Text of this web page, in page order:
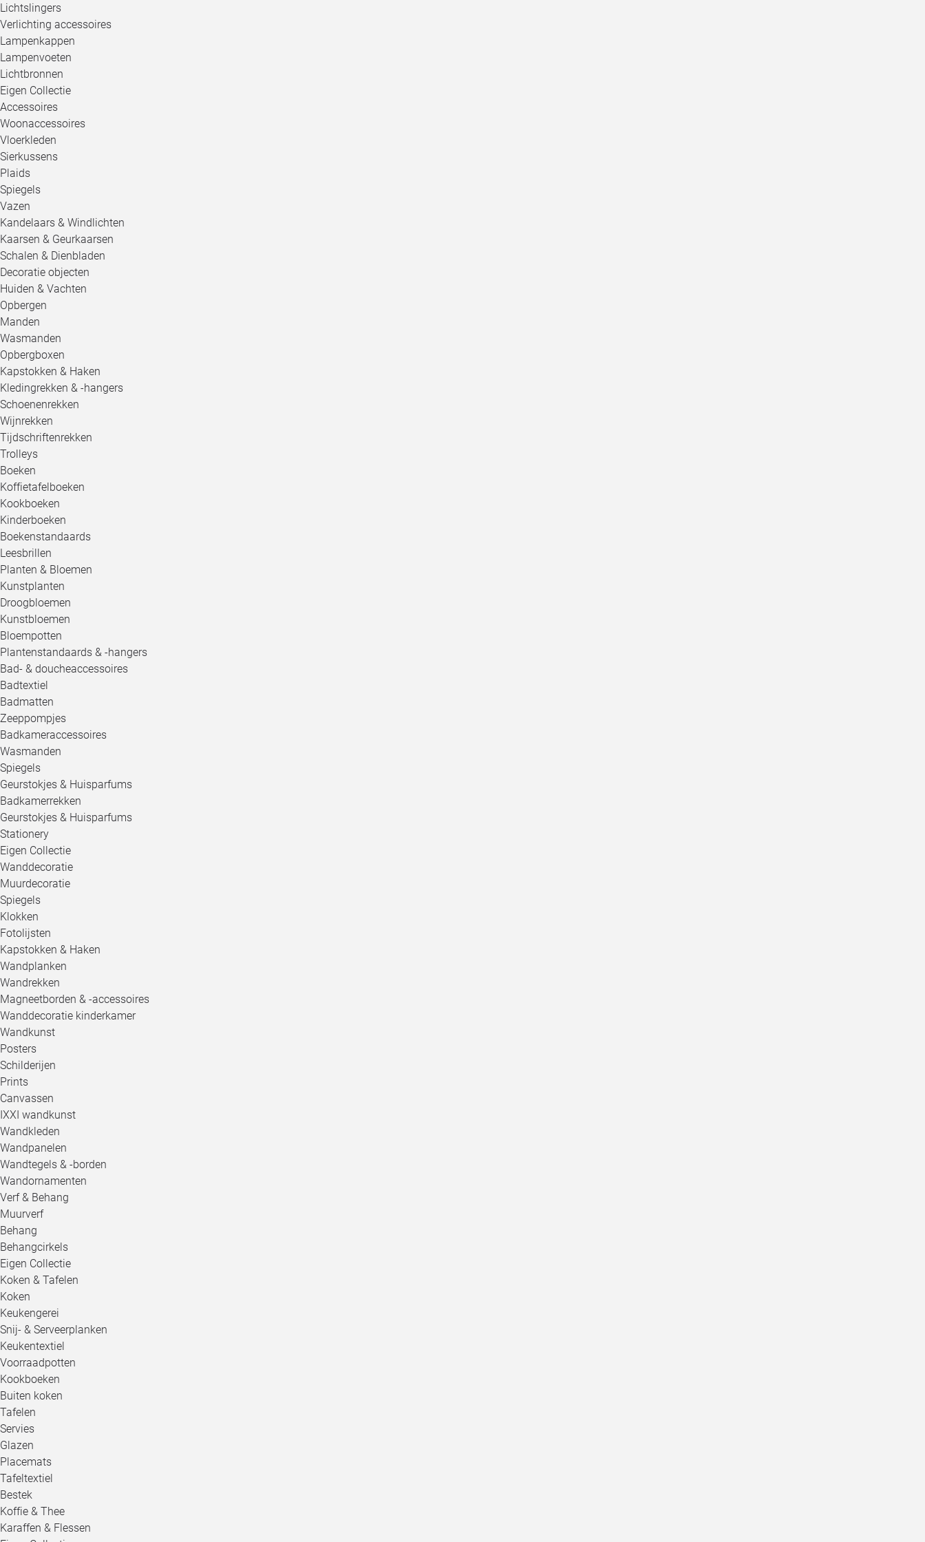
Lichtslingers
Verlichting accessoires
Lampenkappen
Lampenvoeten
Lichtbronnen
Eigen Collectie
Accessoires
Woonaccessoires
Vloerkleden
Sierkussens
Plaids
Spiegels
Vazen
Kandelaars & Windlichten
Kaarsen & Geurkaarsen
Schalen & Dienbladen
Decoratie objecten
Huiden & Vachten
Opbergen
Manden
Wasmanden
Opbergboxen
Kapstokken & Haken
Kledingrekken & -hangers
Schoenenrekken
Wijnrekken
Tijdschriftenrekken
Trolleys
Boeken
Koffietafelboeken
Kookboeken
Kinderboeken
Boekenstandaards
Leesbrillen
Planten & Bloemen
Kunstplanten
Droogbloemen
Kunstbloemen
Bloempotten
Plantenstandaards & -hangers
Bad- & doucheaccessoires
Badtextiel
Badmatten
Zeeppompjes
Badkameraccessoires
Wasmanden
Spiegels
Geurstokjes & Huisparfums
Badkamerrekken
Geurstokjes & Huisparfums
Stationery
Eigen Collectie
Wanddecoratie
Muurdecoratie
Spiegels
Klokken
Fotolijsten
Kapstokken & Haken
Wandplanken
Wandrekken
Magneetborden & -accessoires
Wanddecoratie kinderkamer
Wandkunst
Posters
Schilderijen
Prints
Canvassen
IXXI wandkunst
Wandkleden
Wandpanelen
Wandtegels & -borden
Wandornamenten
Verf & Behang
Muurverf
Behang
Behangcirkels
Eigen Collectie
Koken & Tafelen
Koken
Keukengerei
Snij- & Serveerplanken
Keukentextiel
Voorraadpotten
Kookboeken
Buiten koken
Tafelen
Servies
Glazen
Placemats
Tafeltextiel
Bestek
Koffie & Thee
Karaffen & Flessen